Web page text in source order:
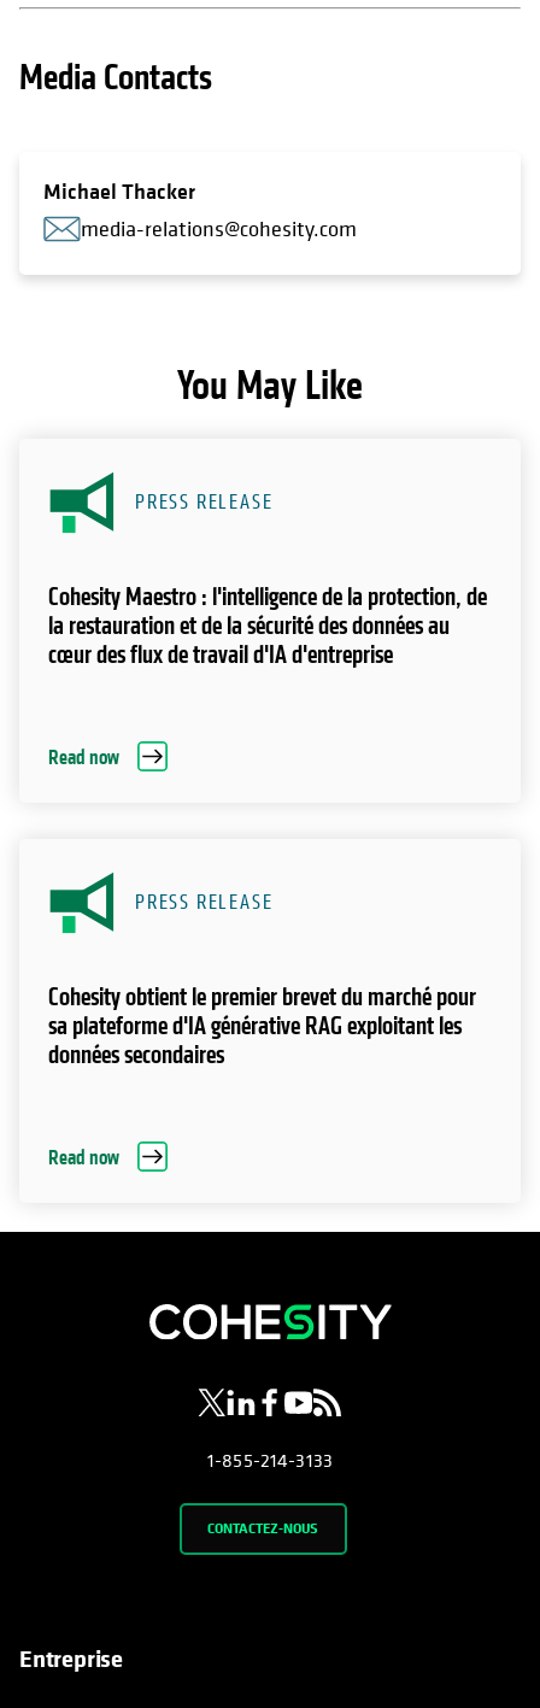
Media Contacts
Michael Thacker
media-relations@cohesity.com
You May Like
PRESS RELEASE
Cohesity Maestro : l'intelligence de la protection, de
la restauration et de la sécurité des données au
cœur des flux de travail d'IA d'entreprise
Read now
PRESS RELEASE
Cohesity obtient le premier brevet du marché pour
sa plateforme d'IA générative RAG exploitant les
données secondaires
Read now
s’ouvre dans un nouvel onglet
s’ouvre dans un nouvel onglet
s’ouvre dans un nouvel onglet
s’ouvre dans un nouvel
s’ouvre dans un nouvel
1-855-214-3133
CONTACTEZ-NOUS
Entreprise